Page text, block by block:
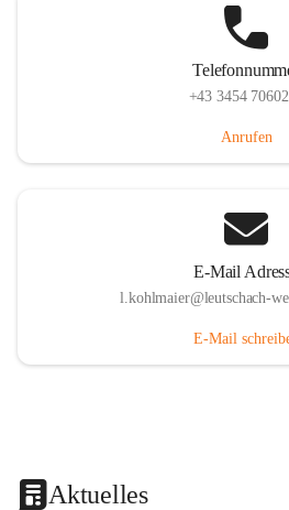
+43 3454
Anrufen
E-Mail
l.kohlmaier@leutschach-
E-Mail
Aktuelles